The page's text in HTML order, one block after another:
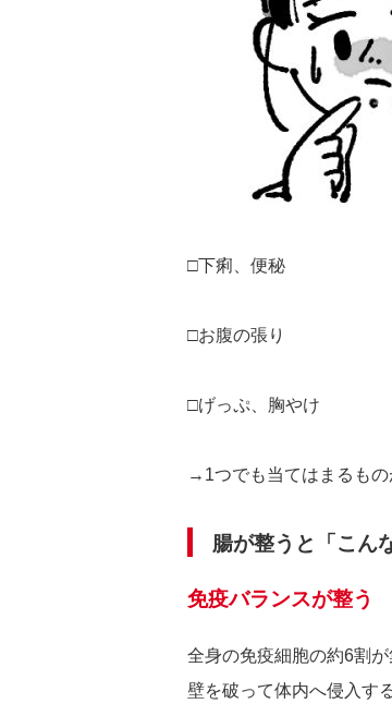
□下痢、便秘
□お腹の張り
□げっぷ、胸やけ
→1つでも当てはまるも
腸が整うと「こん
免疫バランスが整う
全身の免疫細胞の約6割
壁を破って体内へ侵入す